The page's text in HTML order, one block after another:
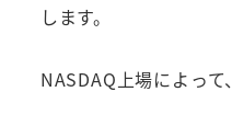
します。
NASDAQ上場によって、